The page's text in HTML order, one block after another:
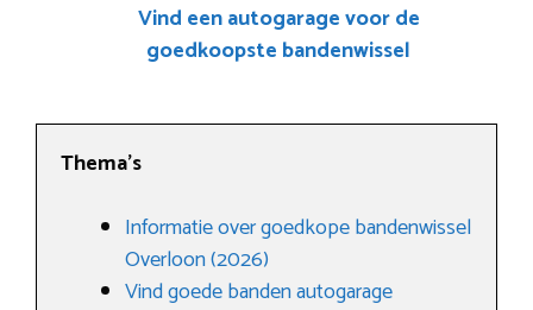
Vind een autogarage voor de
goedkoopste bandenwissel
Thema’s
Informatie over goedkope bandenwissel
Overloon (2026)
Vind goede banden autogarage